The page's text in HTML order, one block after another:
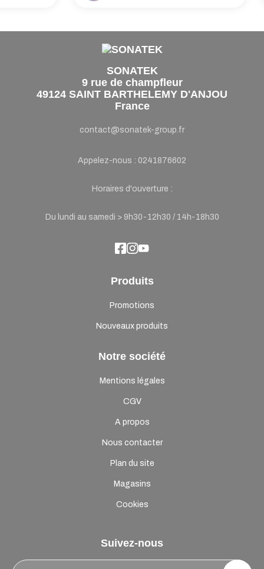
SONATEK
9 rue de champfleur
49124 SAINT BARTHELEMY D'ANJOU
France
contact@sonatek-group.fr
Appelez-nous : 0241876602
Horaires d'ouverture :
Du lundi au samedi > 9h30-12h30 / 14h-18h30
Produits
Promotions
Nouveaux produits
Notre société
Mentions légales
CGV
A propos
Nous contacter
Plan du site
Magasins
Cookies
Suivez-nous